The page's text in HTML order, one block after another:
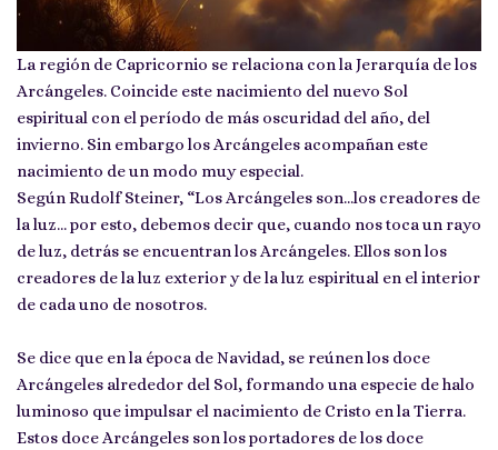
La región de Capricornio se relaciona con la Jerarquía de los
Arcángeles. Coincide este nacimiento del nuevo Sol
espiritual con el período de más oscuridad del año, del
invierno. Sin embargo los Arcángeles acompañan este
nacimiento de un modo muy especial.
Según Rudolf Steiner, “Los Arcángeles son…los creadores de
la luz… por esto, debemos decir que, cuando nos toca un rayo
de luz, detrás se encuentran los Arcángeles. Ellos son los
creadores de la luz exterior y de la luz espiritual en el interior
de cada uno de nosotros.
Se dice que en la época de Navidad, se reúnen los doce
Arcángeles alrededor del Sol, formando una especie de halo
luminoso que impulsar el nacimiento de Cristo en la Tierra.
Estos doce Arcángeles son los portadores de los doce